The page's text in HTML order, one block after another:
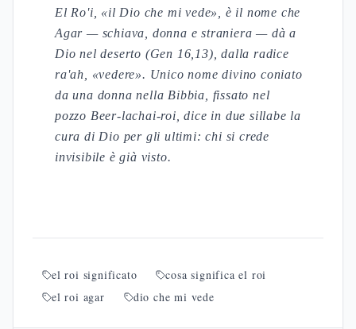
El Ro'i, «il Dio che mi vede», è il nome che
Agar — schiava, donna e straniera — dà a
Dio nel deserto (Gen 16,13), dalla radice
ra'ah, «vedere». Unico nome divino coniato
da una donna nella Bibbia, fissato nel
pozzo Beer-lachai-roi, dice in due sillabe la
cura di Dio per gli ultimi: chi si crede
invisibile è già visto.
el roi significato
cosa significa el roi
el roi agar
dio che mi vede